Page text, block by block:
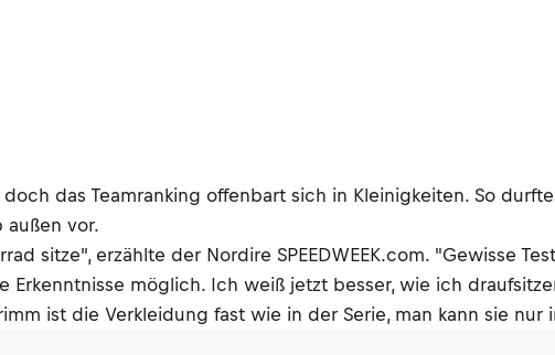
das Teamranking offenbart sich in Kleinigkeiten. So
außen vor.
sitze", erzählte der Nordire SPEEDWEEK.com. "Gewisse
möglich. Ich weiß jetzt besser, wie ich
ist die Verkleidung fast wie in der Serie, man kann sie nur